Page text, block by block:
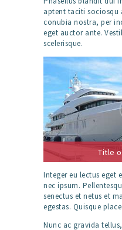
aptent taciti
conubia nostra, per
eget auctor ante.
scelerisque.
Title
Integer eu lectus eget
nec ipsum.
senectus et netus et
egestas. Quisque
Nunc ac gravida